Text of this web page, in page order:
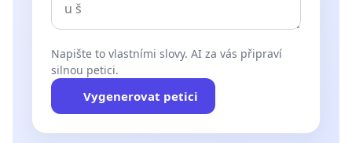
Napište to vlastními slovy. AI za vás připraví
silnou petici.
Vygenerovat petici